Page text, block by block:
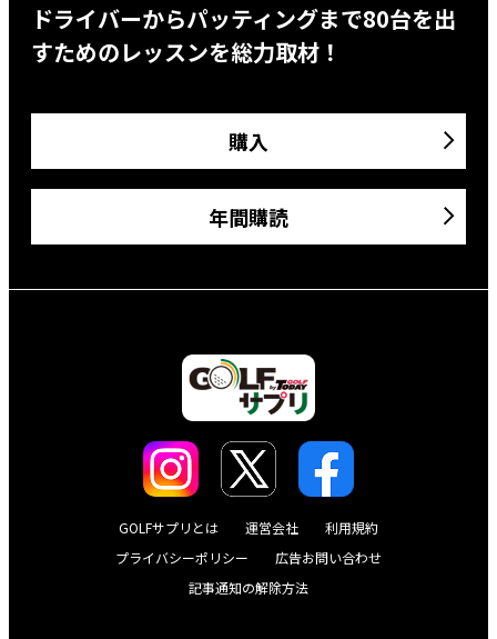
ドライバーからパッティングまで80台を出
すためのレッスンを総力取材！
購入
年間購読
GOLFサプリとは 運営会社
利用規約
プライバシーポリシー
広告お問い合わせ
記事通知の解除方法